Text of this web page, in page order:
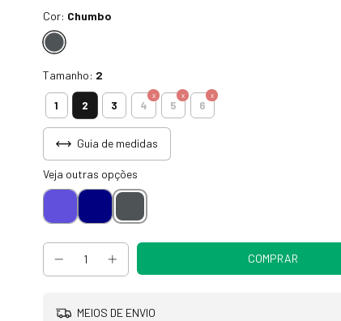
Cor: Chumbo
Tamanho: 2
1 2 3 4 5 6
Guia de medidas
Veja outras opções
MEIOS DE ENVIO